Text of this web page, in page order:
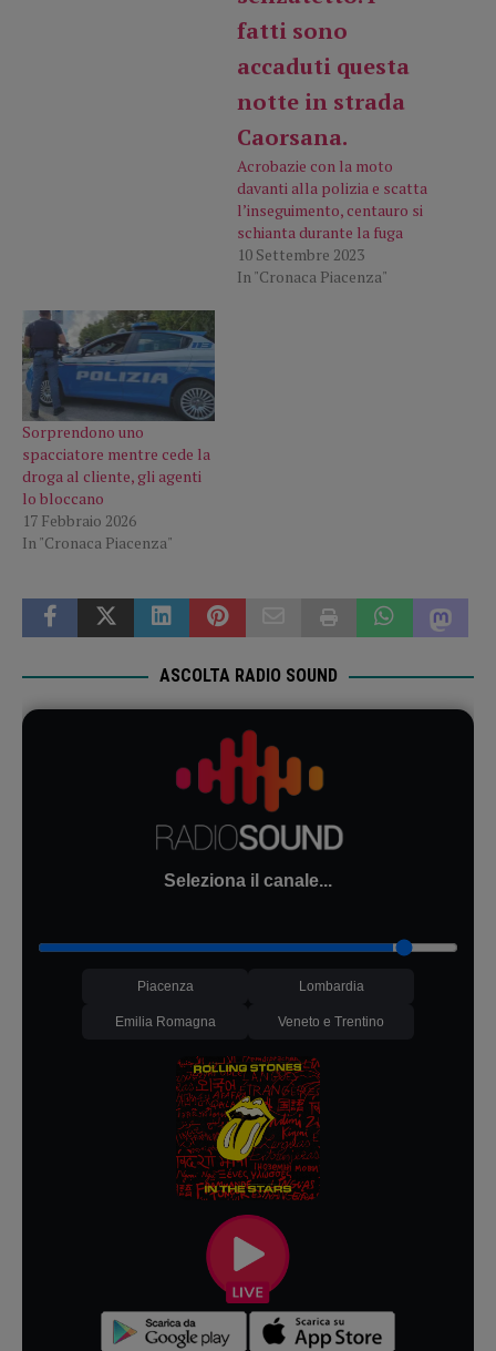
Acrobazie con la moto
davanti alla polizia e scatta
l’inseguimento, centauro si
schianta durante la fuga
10 Settembre 2023
In "Cronaca Piacenza"
Sorprendono uno
spacciatore mentre cede la
droga al cliente, gli agenti
lo bloccano
17 Febbraio 2026
In "Cronaca Piacenza"
ASCOLTA RADIO SOUND
Seleziona il canale...
Piacenza Lombardia
Emilia Romagna Veneto e Trentino